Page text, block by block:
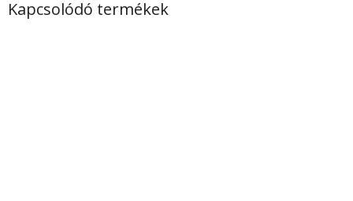
Kapcsolódó termékek